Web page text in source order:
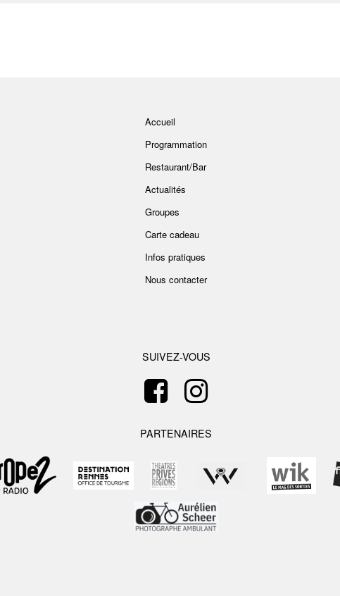
Accueil
Programmation
Restaurant/Bar
Actualités
Groupes
Carte cadeau
Infos pratiques
Nous contacter
SUIVEZ-VOUS
PARTENAIRES